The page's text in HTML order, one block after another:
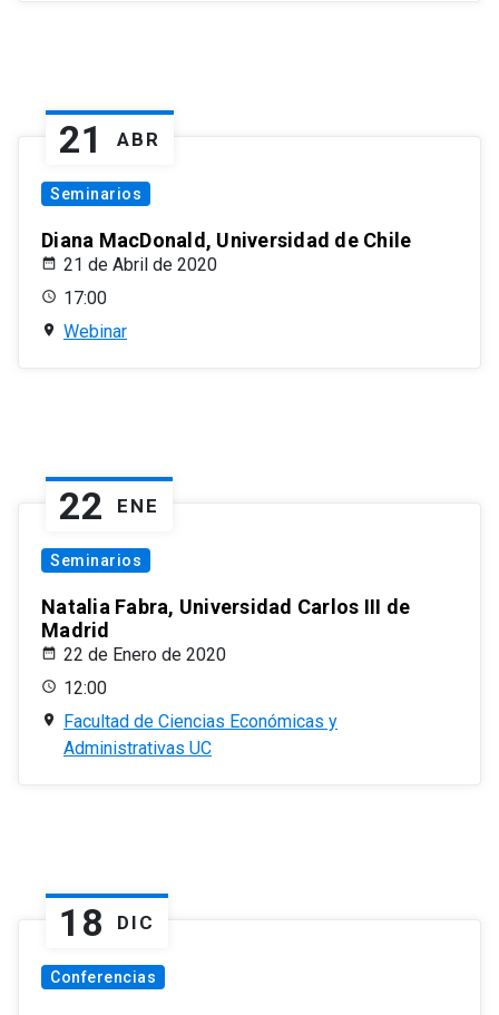
21 ABR
Seminarios
Diana MacDonald, Universidad de Chile
21 de Abril de 2020
17:00
Webinar
22 ENE
Seminarios
Natalia Fabra, Universidad Carlos III de
Madrid
22 de Enero de 2020
12:00
Facultad de Ciencias Económicas y
Administrativas UC
18 DIC
Conferencias